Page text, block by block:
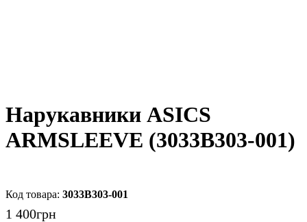
Нарукавники ASICS
ARMSLEEVE (3033B303-001)
3033B303-001
1 400грн